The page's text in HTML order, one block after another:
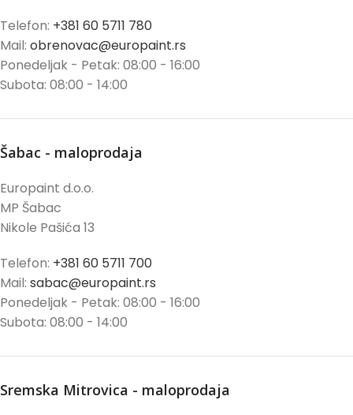
Telefon: +381 60 5711 780
Mail: obrenovac@europaint.rs
Ponedeljak - Petak: 08:00 - 16:00
Subota: 08:00 - 14:00
Šabac - maloprodaja
Europaint d.o.o.
MP Šabac
Nikole Pašića 13
Telefon: +381 60 5711 700
Mail: sabac@europaint.rs
Ponedeljak - Petak: 08:00 - 16:00
Subota: 08:00 - 14:00
Sremska Mitrovica - maloprodaja